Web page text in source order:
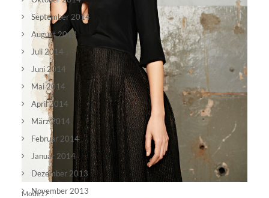
Mode17
September 2014
August 2014
Juli 2014
Juni 2014
Mai 2014
April 2014
März 2014
Februar 2014
Januar 2014
Dezember 2013
November 2013